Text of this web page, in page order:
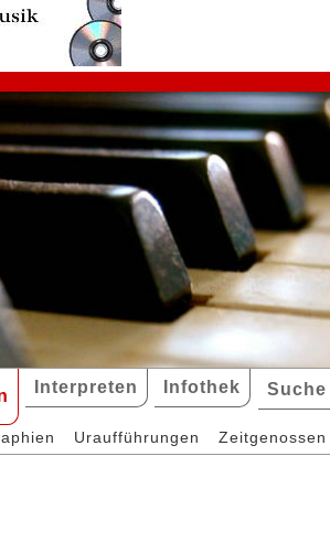
Interpreten Infothek Suche
Uraufführungen Zeitgenossen